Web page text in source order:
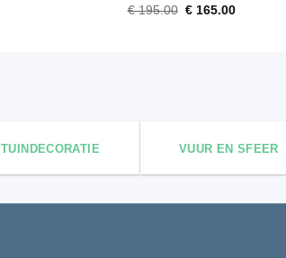
€195.00 Oorspronkelijke
€165.00Huidige
TUINDECORATIE VUUR EN SFEER